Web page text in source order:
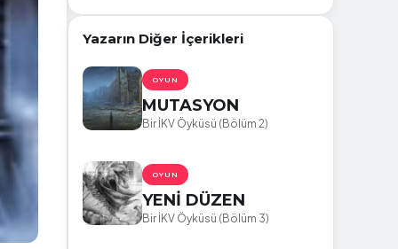
Yazarın Diğer İçerikleri
OYUN
MUTASYON
Bir İKV Öyküsü (Bölüm 2)
OYUN
YENİ DÜZEN
Bir İKV Öyküsü (Bölüm 3)